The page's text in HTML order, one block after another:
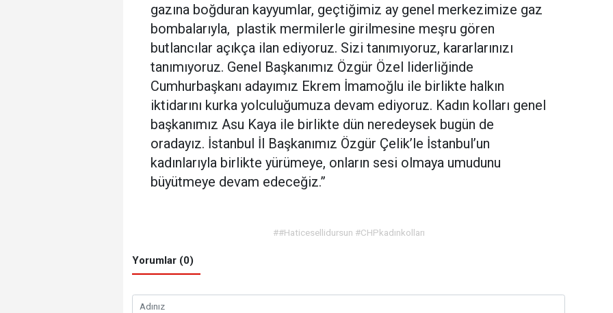
gazına boğduran kayyumlar, geçtiğimiz ay genel merkezimize gaz
bombalarıyla, plastik mermilerle girilmesine meşru gören
butlancılar açıkça ilan ediyoruz. Sizi tanımıyoruz, kararlarınızı
tanımıyoruz. Genel Başkanımız Özgür Özel liderliğinde
Cumhurbaşkanı adayımız Ekrem İmamoğlu ile birlikte halkın
iktidarını kurka yolculuğumuza devam ediyoruz. Kadın kolları genel
başkanımız Asu Kaya ile birlikte dün neredeysek bugün de
oradayız. İstanbul İl Başkanımız Özgür Çelik’le İstanbul’un
kadınlarıyla birlikte yürümeye, onların sesi olmaya umudunu
büyütmeye devam edeceğiz.”
##Haticesellidursun #CHPkadınkolları
Yorumlar (0)